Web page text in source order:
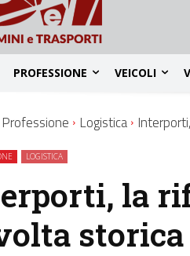
PROFESSIONE VEICOLI
Professione Logistica
LOGISTICA
la